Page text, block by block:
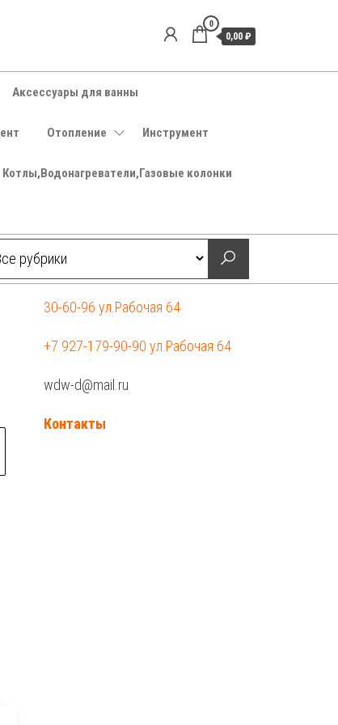
0
0,00 ₽
Аксессуары для ванны
Отопление Инструмент
Котлы,Водонагреватели,Газовые колонки
30-60-96 ул.Рабочая 64
+7 927-179-90-90 ул.Рабочая 64
wdw-d@mail.ru
Контакты